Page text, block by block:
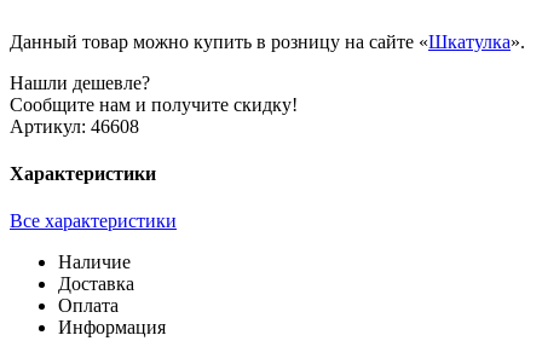
Данный товар можно купить в розницу на сайте «Шкатулка».
Нашли дешевле?
Сообщите нам и получите скидку!
Артикул: 46608
Характеристики
Все характеристики
Наличие
Доставка
Оплата
Информация